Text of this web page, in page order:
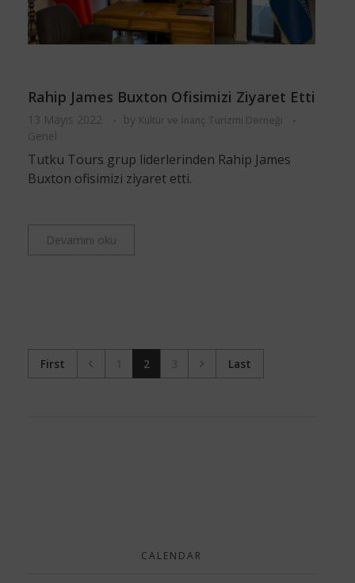
Rahip James Buxton Ofisimizi Ziyaret Etti
13 Mayıs 2022 by Kültür ve İnanç Turizmi Derneği
Genel
Tutku Tours grup liderlerinden Rahip James
Buxton ofisimizi ziyaret etti.
Devamını oku
First 2 Last
CALENDAR